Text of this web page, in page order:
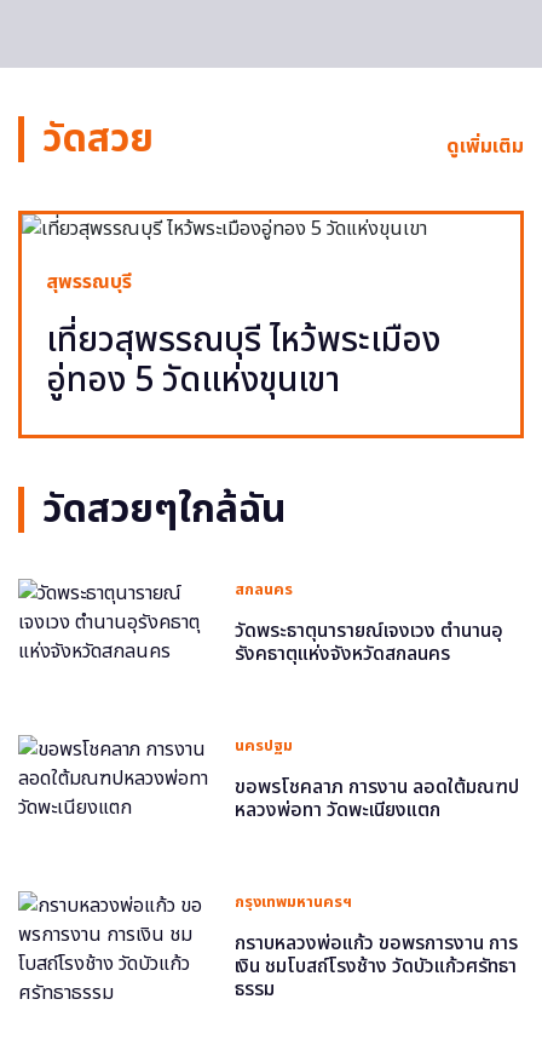
วัดสวย ดูเพิ่มเติม
สุพรรณบุรี
เที่ยวสุพรรณบุรี ไหว้พระเมือง
อู่ทอง 5 วัดแห่งขุนเขา
วัดสวยๆใกล้ฉัน
สกลนคร
วัดพระธาตุนารายณ์เจงเวง ตำนานอุ
รังคธาตุแห่งจังหวัดสกลนคร
นครปฐม
ขอพรโชคลาภ การงาน ลอดใต้มณฑป
หลวงพ่อทา วัดพะเนียงแตก
กรุงเทพมหานครฯ
กราบหลวงพ่อแก้ว ขอพรการงาน การ
เงิน ชมโบสถ์โรงช้าง วัดบัวแก้วศรัทธา
ธรรม